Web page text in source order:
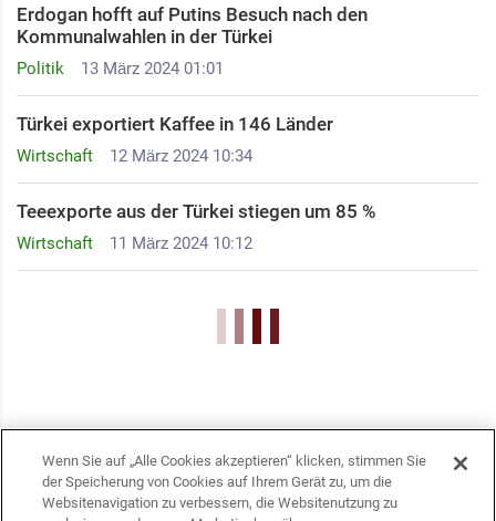
Politik 13 März 2024 01:01
Erdogan hofft auf Putins Besuch nach den
Kommunalwahlen in der Türkei
Wirtschaft 12 März 2024 10:34
Türkei exportiert Kaffee in 146 Länder
Wirtschaft 11 März 2024 10:12
Teeexporte aus der Türkei stiegen um 85 %
Wenn Sie auf „Alle Cookies akzeptieren“ klicken, stimmen Sie
der Speicherung von Cookies auf Ihrem Gerät zu, um die
Websitenavigation zu verbessern, die Websitenutzung zu